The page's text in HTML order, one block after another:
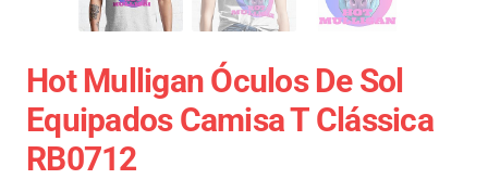
Hot Mulligan Óculos De Sol
Equipados Camisa T Clássica
RB0712